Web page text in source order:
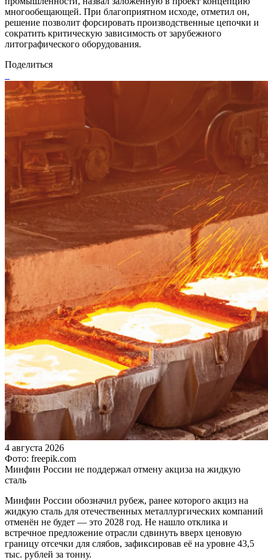
многообещающей. При благоприятном исходе, отметил он,
решение позволит форсировать производственные цепочки и
сократить критическую зависимость от зарубежного
литографического оборудования.
Поделиться
4 августа 2026
Фото: freepik.com
Минфин России не поддержал отмену акциза на жидкую
сталь
Минфин России обозначил рубеж, ранее которого акциз на
жидкую сталь для отечественных металлургических компаний
отменён не будет — это 2028 год. Не нашло отклика и
встречное предложение отрасли сдвинуть вверх ценовую
границу отсечки для слябов, зафиксировав её на уровне 43,5
тыс. рублей за тонну.